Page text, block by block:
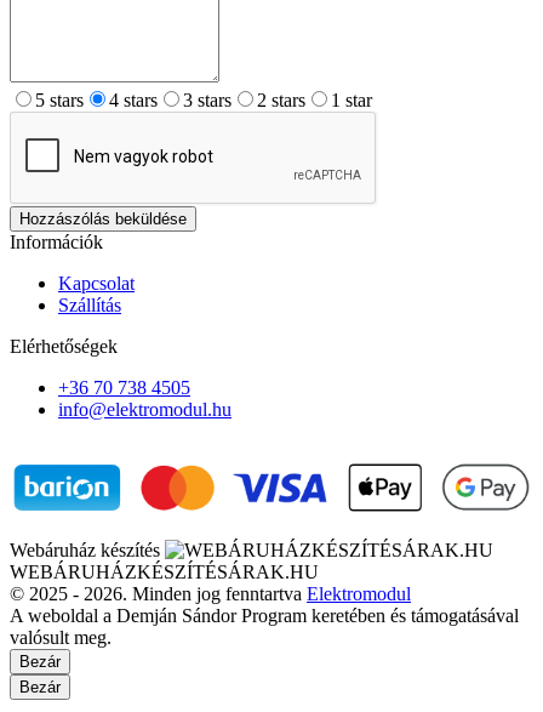
5 stars 4 stars 3 stars 2 stars 1 star
Hozzászólás beküldése
Információk
Kapcsolat
Szállítás
Elérhetőségek
+36 70 738 4505
info@elektromodul.hu
Webáruház készítés
WEBÁRUHÁZKÉSZÍTÉSÁRAK.HU
© 2025 - 2026. Minden jog fenntartva Elektromodul
A weboldal a Demján Sándor Program keretében és támogatásával
valósult meg.
Bezár
Bezár